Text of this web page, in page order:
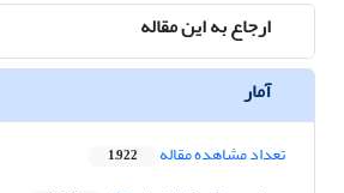
ارجاع به این مقاله
آمار
تعداد مشاهده مقاله 1,922